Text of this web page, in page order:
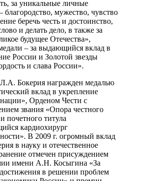
за уникальные личные
благородство, мужество, чувство
беречь честь и достоинство,
и делать дело, в также за
будущее Отечества»,
– за выдающийся вклад в
России и Золотой звезды
и слава России».
Бокерия награжден медалью
вклад в укрепление
нации», Орденом Чести с
звания «Опора честного
почетного титула
кардиохирург
В 2009 г. огромный вклад
в науку и отечественное
отмечен присуждением
имени А.Н. Косыгина «За
в решении проблем